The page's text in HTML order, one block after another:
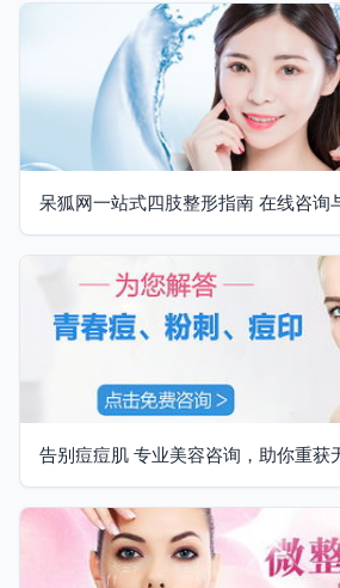
呆狐网一站式四肢整形指南 在线咨询
告别痘痘肌 专业美容咨询，助你重获